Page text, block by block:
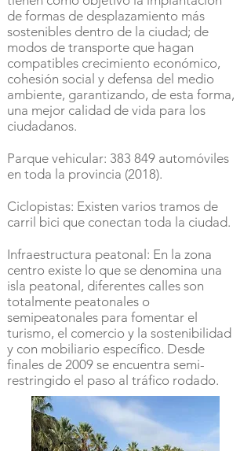
de formas de desplazamiento más
sostenibles dentro de la ciudad; de
modos de transporte que hagan
compatibles crecimiento económico,
cohesión social y defensa del medio
ambiente, garantizando, de esta forma,
una mejor calidad de vida para los
ciudadanos.
Parque vehicular: 383 849 automóviles
en toda la provincia (2018).
Ciclopistas: Existen varios tramos de
carril bici que conectan toda la ciudad.
Infraestructura peatonal: En la zona
centro existe lo que se denomina una
isla peatonal, diferentes calles son
totalmente peatonales o
semipeatonales para fomentar el
turismo, el comercio y la sostenibilidad
y con mobiliario específico. Desde
finales de 2009 se encuentra semi-
restringido el paso al tráfico rodado.